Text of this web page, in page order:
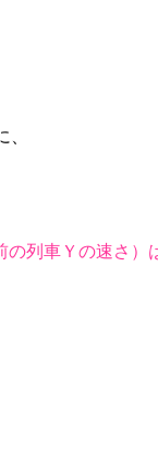
列車Ｙの速さ）